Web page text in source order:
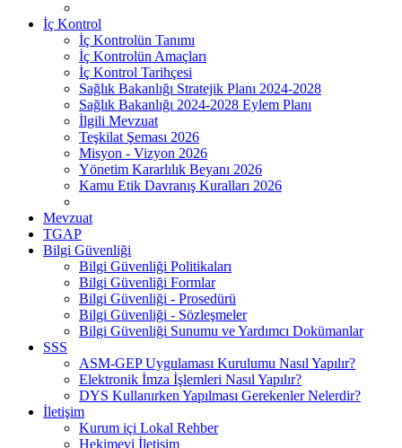
İç Kontrol
İç Kontrolün Tanımı
İç Kontrolün Amaçları
İç Kontrol Tarihçesi
Sağlık Bakanlığı Stratejik Planı 2024-2028
Sağlık Bakanlığı 2024-2028 Eylem Planı
İlgili Mevzuat
Teşkilat Şeması 2026
Misyon - Vizyon 2026
Yönetim Kararlılık Beyanı 2026
Kamu Etik Davranış Kuralları 2026
Mevzuat
TGAP
Bilgi Güvenliği
Bilgi Güvenliği Politikaları
Bilgi Güvenliği Formlar
Bilgi Güvenliği - Prosedürü
Bilgi Güvenliği - Sözleşmeler
Bilgi Güvenliği Sunumu ve Yardımcı Dokümanlar
SSS
ASM-GEP Uygulaması Kurulumu Nasıl Yapılır?
Elektronik İmza İşlemleri Nasıl Yapılır?
DYS Kullanırken Yapılması Gerekenler Nelerdir?
İletişim
Kurum içi Lokal Rehber
Hekimevi İletişim